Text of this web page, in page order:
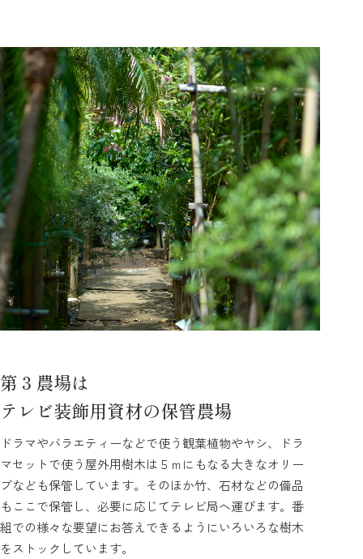
第３農場は
テレビ装飾用資材の保管農場
ドラマやバラエティーなどで使う観葉植物やヤシ、ドラ
マセットで使う屋外用樹木は５ｍにもなる大きなオリー
ブなども保管しています。そのほか竹、石材などの備品
もここで保管し、必要に応じてテレビ局へ運びます。番
組での様々な要望にお答えできるようにいろいろな樹木
をストックしています。